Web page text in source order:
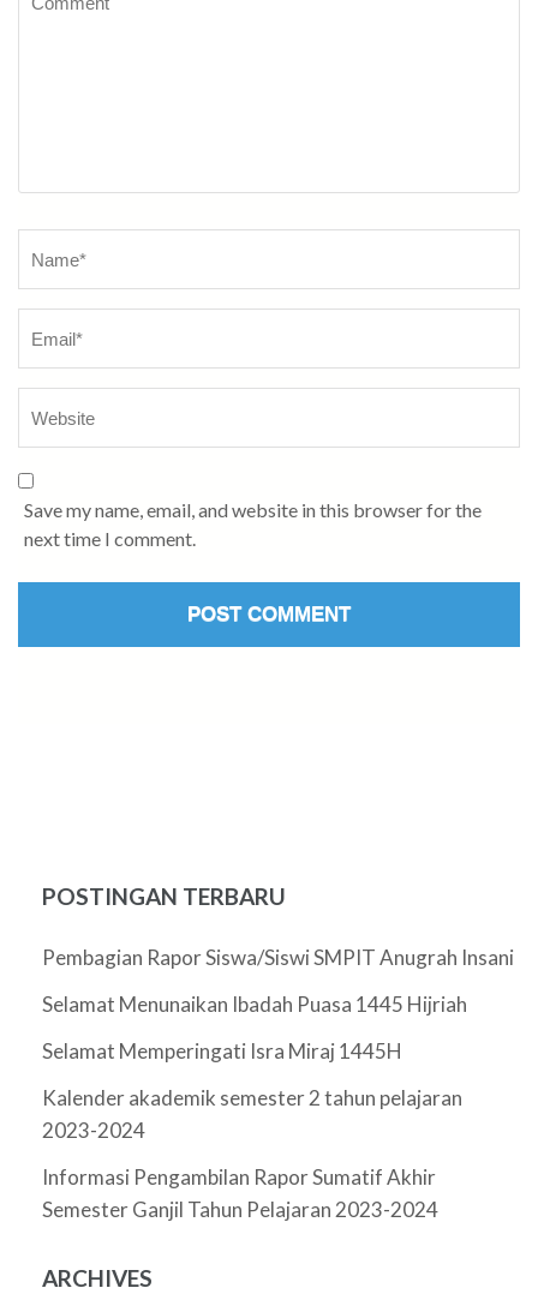
Save my name, email, and website in this browser for the
next time I comment.
POSTINGAN TERBARU
Pembagian Rapor Siswa/Siswi SMPIT Anugrah Insani
Selamat Menunaikan Ibadah Puasa 1445 Hijriah
Selamat Memperingati Isra Miraj 1445H
Kalender akademik semester 2 tahun pelajaran
2023-2024
Informasi Pengambilan Rapor Sumatif Akhir
Semester Ganjil Tahun Pelajaran 2023-2024
ARCHIVES